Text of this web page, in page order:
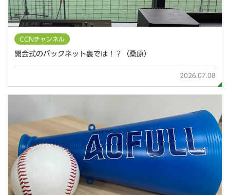
CCNチャンネル
開会式のバックネット裏では！？（桑原）
2026.07.08